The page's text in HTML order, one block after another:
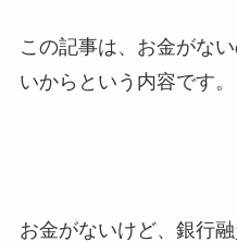
この記事は、お金がな
いからという内容です。
お金がないけど、銀行